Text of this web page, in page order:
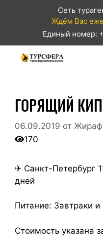
Сеть
Ждём Вас
Единый номер:
ГОРЯЩИЙ
06.09.2019 от Жираф
170
✈ Санкт-Петербург
дней
Питание: Завтраки
Стоимость указана